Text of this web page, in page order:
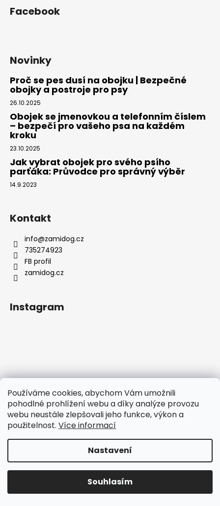
Používáme cookies, abychom Vám umožnili
pohodlné prohlížení webu a díky analýze provozu
webu neustále zlepšovali jeho funkce, výkon a
použitelnost. Více informací
Nastavení
Souhlasím
Facebook
Novinky
Proč se pes dusí na obojku | Bezpečné
obojky a postroje pro psy
26.10.2025
Obojek se jmenovkou a telefonním číslem
– bezpečí pro vašeho psa na každém
kroku
23.10.2025
Jak vybrat obojek pro svého psího
parťáka: Průvodce pro správný výběr
14.9.2023
Kontakt
info@zamidog.cz
735274923
FB profil
zamidog.cz
Instagram
Copyright 2026E-shop Zamidog. Všechna práva
vyhrazena.